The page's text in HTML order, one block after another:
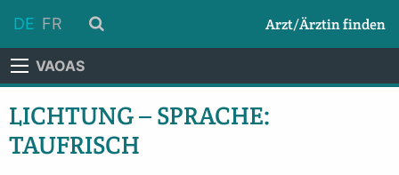
DE FR Arzt/Ärztin finden
VAOAS
LICHTUNG – SPRACHE:
TAUFRISCH